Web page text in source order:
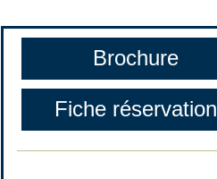
Brochure
Fiche réservation